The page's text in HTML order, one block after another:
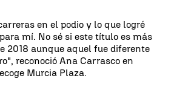
en el podio y lo que logré
mí. No sé si este título es más
2018 aunque aquel fue diferente
reconoció Ana Carrasco en
Murcia Plaza.